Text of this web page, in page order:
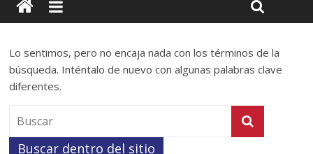
Lo sentimos, pero no encaja nada con los términos de la
búsqueda. Inténtalo de nuevo con algunas palabras clave
diferentes.
Buscar dentro del sitio